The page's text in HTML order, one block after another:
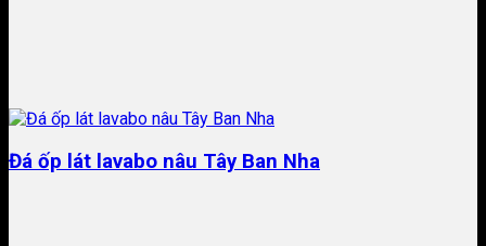
Đá ốp lát lavabo nâu Tây Ban Nha